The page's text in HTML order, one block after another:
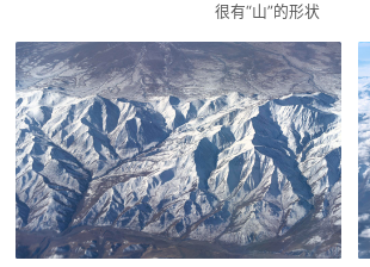
很有“山”的形状